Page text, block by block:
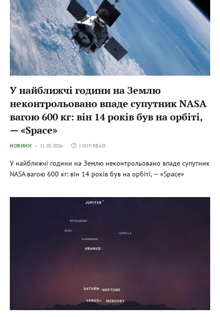
У найближчі години на Землю
неконтрольовано впаде супутник NASA
вагою 600 кг: він 14 років був на орбіті,
— «Space»
НОВИНИ 11.03.2026 1 MIN READ
У найближчі години на Землю неконтрольовано впаде супутник
NASA вагою 600 кг: він 14 років був на орбіті, — «Space»